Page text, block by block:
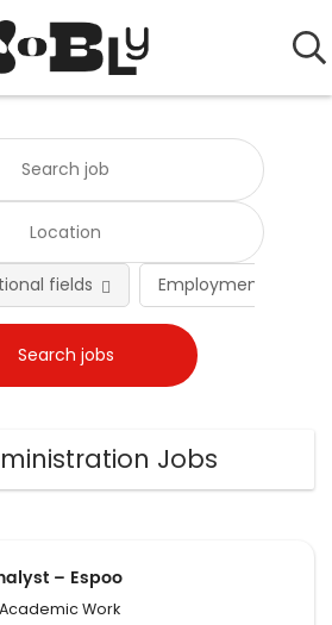
Employment type
fields
Jobs
– Espoo
Academic Work